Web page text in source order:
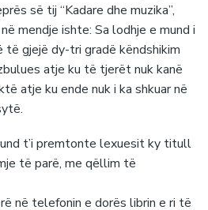
së tij “Kadare dhe muzika”,
mendje ishte: Sa lodhje e mund i
gjejë dy-tri gradë këndshikim
atje ku të tjerët nuk kanë
atje ku ende nuk i ka shkuar në
t’i premtonte lexuesit ky titull
të parë, me qëllim të
në telefonin e dorës librin e ri të